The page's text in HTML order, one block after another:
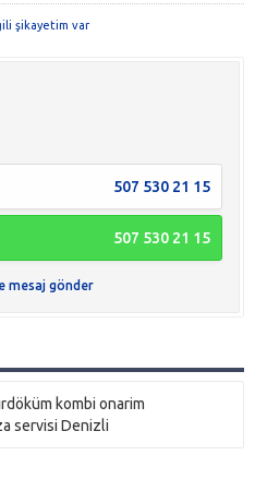
şikayetim var
507 530 21 15
507 530 21 15
mesaj gönder
kombi onarim
servisi Denizli